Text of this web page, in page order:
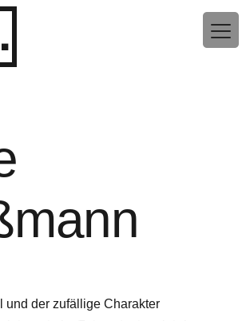
und der zufällige Charakter